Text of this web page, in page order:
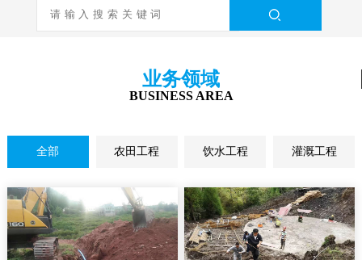
业务领域
BUSINESS AREA
全部 农田工程 饮水工程 灌溉工程